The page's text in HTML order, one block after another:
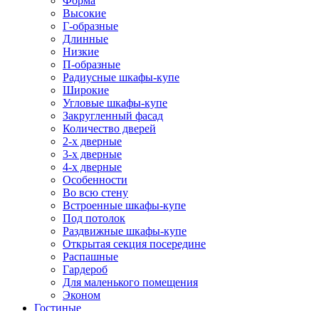
Высокие
Г-образные
Длинные
Низкие
П-образные
Радиусные шкафы-купе
Широкие
Угловые шкафы-купе
Закругленный фасад
Количество дверей
2-х дверные
3-х дверные
4-х дверные
Особенности
Во всю стену
Встроенные шкафы-купе
Под потолок
Раздвижные шкафы-купе
Открытая секция посередине
Распашные
Гардероб
Для маленького помещения
Эконом
Гостиные